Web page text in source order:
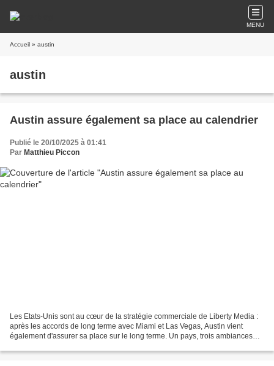
MENU
Accueil » austin
austin
Austin assure également sa place au calendrier
Publié le 20/10/2025 à 01:41
Par Matthieu Piccon
Les Etats-Unis sont au cœur de la stratégie commerciale de Liberty Media :
après les accords de long terme avec Miami et Las Vegas, Austin vient
également d'assurer sa place sur le long terme. Un pays, trois ambiances